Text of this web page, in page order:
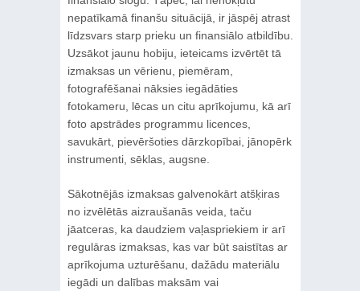
nepatīkamā finanšu situācijā, ir jāspēj atrast
līdzsvars starp prieku un finansiālo atbildību.
Uzsākot jaunu hobiju, ieteicams izvērtēt tā
izmaksas un vērienu, piemēram,
fotografēšanai nāksies iegādāties
fotokameru, lēcas un citu aprīkojumu, kā arī
foto apstrādes programmu licences,
savukārt, pievēršoties dārzkopībai, jānopērk
instrumenti, sēklas, augsne.
Sākotnējās izmaksas galvenokārt atšķiras
no izvēlētās aizraušanās veida, taču
jāatceras, ka daudziem vaļaspriekiem ir arī
regulāras izmaksas, kas var būt saistītas ar
aprīkojuma uzturēšanu, dažādu materiālu
iegādi un dalības maksām vai